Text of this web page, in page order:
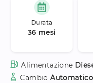
Durata
36 mesi
Alimentazione
Cambio Automatico